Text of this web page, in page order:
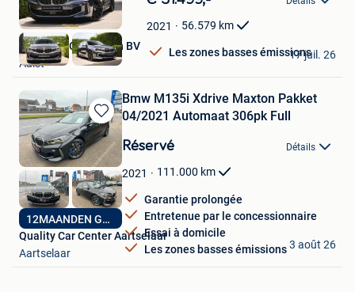
dans
Mes
Favoris
2021 56.579 km
Les zones basses émissions
Exclusive Car Design BV
Aalst
17 juil. 26
Sauvegarder
dans
Mes
Favoris
12MAANDEN GARANTIE
Bmw M135i Xdrive Maxton Pakket
04/2021 Automaat 306pk Full
Réservé Détails
2021 111.000 km
Garantie prolongée
Entretenue par le concessionnaire
Essai à domicile
Les zones basses émissions
Quality Car Center Aartselaar
Aartselaar
3 août 26